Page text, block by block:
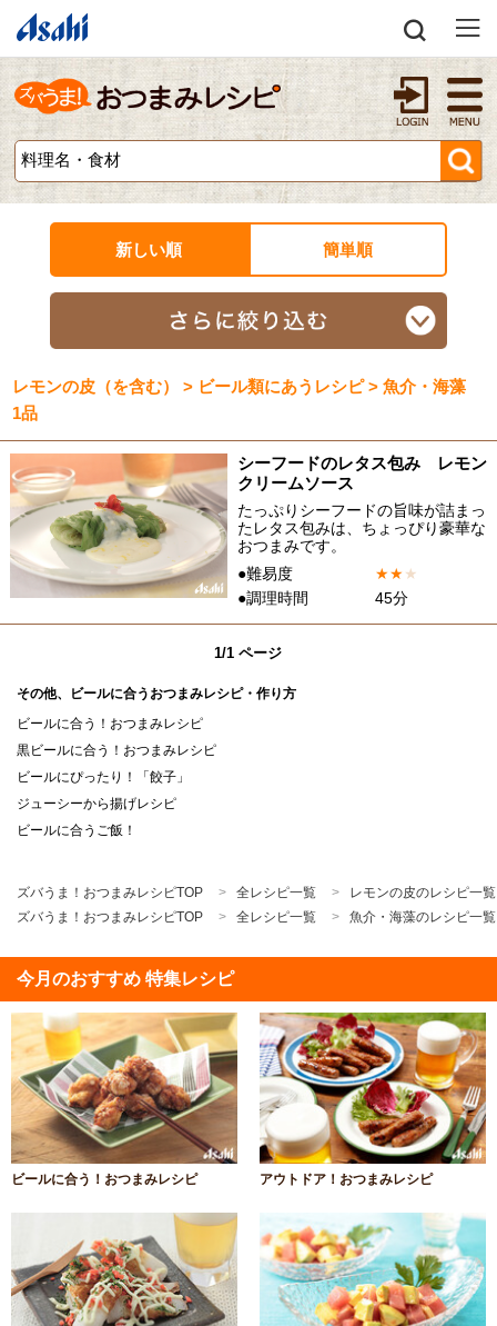
新しい順 簡単順
レモンの皮（を含む） > ビール類にあうレシピ > 魚介・海藻
1品
シーフードのレタス包み レモン
クリームソース
たっぷりシーフードの旨味が詰まっ
たレタス包みは、ちょっぴり豪華な
おつまみです。
●難易度
★★★
●調理時間
45分
1/1 ページ
その他、ビールに合うおつまみレシピ・作り方
ビールに合う！おつまみレシピ
黒ビールに合う！おつまみレシピ
ビールにぴったり！「餃子」
ジューシーから揚げレシピ
ビールに合うご飯！
ズバうま！おつまみレシピTOP 全レシピ一覧
レモンの皮のレシピ一覧
ズバうま！おつまみレシピTOP
全レシピ一覧 魚介・海藻のレシピ一覧
今月のおすすめ 特集レシピ
ビールに合う！おつまみレシピ アウトドア！おつまみレシピ